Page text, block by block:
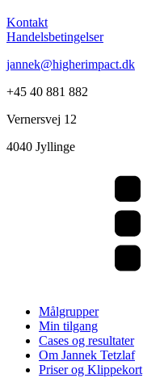
Kontakt
Handelsbetingelser
jannek@higherimpact.dk
+45 40 881 882
Vernersvej 12
4040 Jyllinge
Målgrupper
Min tilgang
Cases og resultater
Om Jannek Tetzlaf
Priser og Klippekort